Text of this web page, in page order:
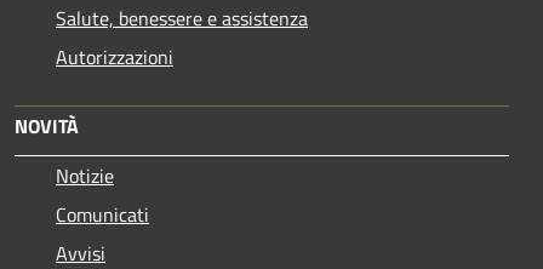
Salute, benessere e assistenza
Autorizzazioni
NOVITÀ
Notizie
Comunicati
Avvisi